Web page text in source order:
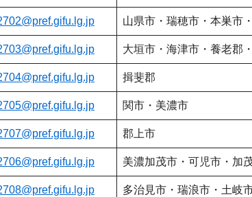
山県市・瑞穂市・本巣市
大垣市・海津市・養老郡
揖斐郡
関市・美濃市
郡上市
美濃加茂市・可児市・加
多治見市・瑞浪市・土岐